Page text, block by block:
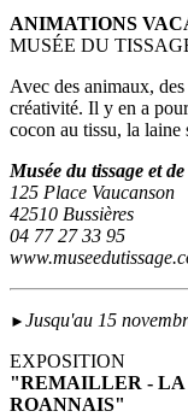
ANIMATIONS
MUSÉE DU
Avec des animaux,
créativité. Il y en a
cocon au tissu, la laine
Musée du tissage et
125 Place Vaucanson
42510 Bussières
04 77 27 33 95
► Jusqu'au 15
EXPOSITION
"REMAILLER - LA
ROANNAIS"